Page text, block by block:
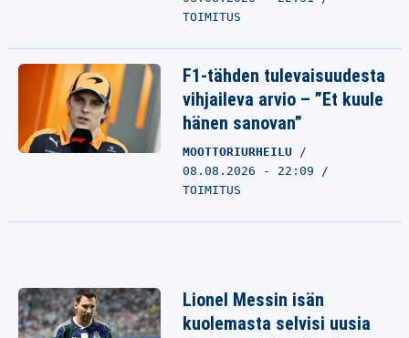
TOIMITUS
F1-tähden tulevaisuudesta
vihjaileva arvio – ”Et kuule
hänen sanovan”
MOOTTORIURHEILU
08.08.2026 - 22:09
TOIMITUS
Lionel Messin isän
kuolemasta selvisi uusia